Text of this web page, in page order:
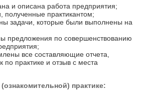
и описана работа предприятия;
полученные практикантом;
задачи, которые были выполнены на
предложения по совершенствованию
все составляющие отчета,
по практике и отзыв с места
практике: